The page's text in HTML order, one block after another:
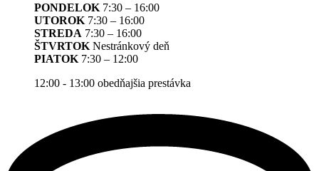
PONDELOK 7:30 – 16:00
UTOROK 7:30 – 16:00
STREDA 7:30 – 16:00
ŠTVRTOK Nestránkový deň
PIATOK 7:30 – 12:00
12:00 - 13:00 obedňajšia prestávka